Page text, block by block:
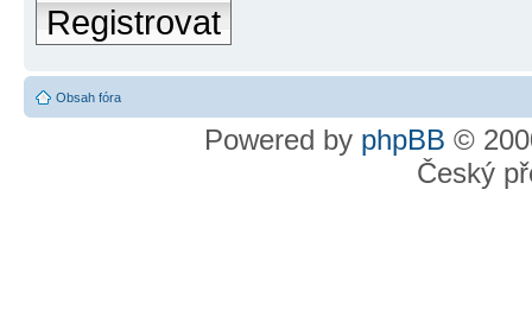
Registrovat
Obsah fóra
Powered by phpBB ©
Český